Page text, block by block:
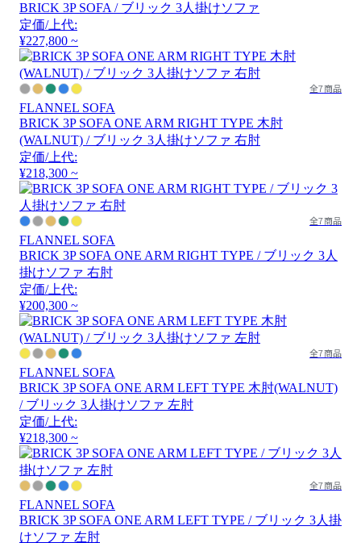
BRICK 3P SOFA / ブリック 3人掛けソファ
定価/上代:
¥227,800 ~
全7商品
FLANNEL SOFA
BRICK 3P SOFA ONE ARM RIGHT TYPE 木肘
(WALNUT) / ブリック 3人掛けソファ 右肘
定価/上代:
¥218,300 ~
全7商品
FLANNEL SOFA
BRICK 3P SOFA ONE ARM RIGHT TYPE / ブリック 3人
掛けソファ 右肘
定価/上代:
¥200,300 ~
全7商品
FLANNEL SOFA
BRICK 3P SOFA ONE ARM LEFT TYPE 木肘(WALNUT)
/ ブリック 3人掛けソファ 左肘
定価/上代:
¥218,300 ~
全7商品
FLANNEL SOFA
BRICK 3P SOFA ONE ARM LEFT TYPE / ブリック 3人掛
けソファ 左肘